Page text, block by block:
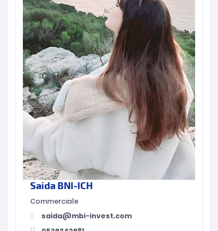
Saida BNI-ICH
Commerciale
saida@mbi-invest.com